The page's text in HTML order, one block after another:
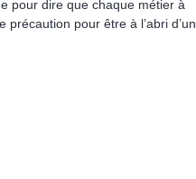
pour dire que chaque métier à
pour être à l’abri d’un